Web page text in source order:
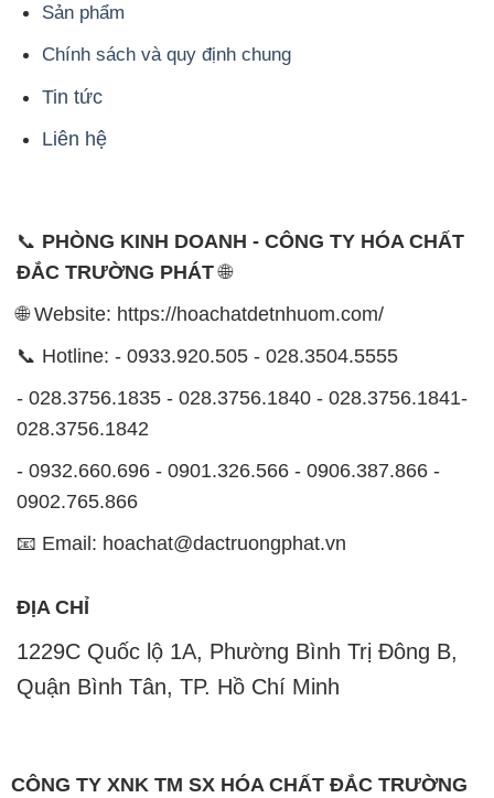
Sản phẩm
Chính sách và quy định chung
Tin tức
Liên hệ
📞 PHÒNG KINH DOANH - CÔNG TY HÓA CHẤT
ĐẮC TRƯỜNG PHÁT🌐
🌐 Website: https://hoachatdetnhuom.com/
📞 Hotline: - 0933.920.505 - 028.3504.5555
- 028.3756.1835 - 028.3756.1840 - 028.3756.1841-
028.3756.1842
- 0932.660.696 - 0901.326.566 - 0906.387.866 -
0902.765.866
📧 Email: hoachat@dactruongphat.vn
ĐỊA CHỈ
1229C Quốc lộ 1A, Phường Bình Trị Đông B,
Quận Bình Tân, TP. Hồ Chí Minh
CÔNG TY XNK TM SX HÓA CHẤT ĐẮC TRƯỜNG